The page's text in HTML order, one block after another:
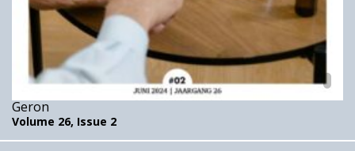
Geron
Volume 26, Issue 2